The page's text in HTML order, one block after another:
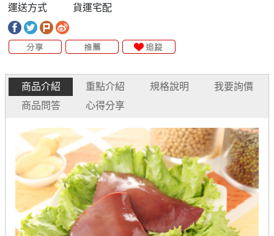
運送方式 貨運宅配
商品介紹 重點介紹 規格說明
我要詢價
商品問答
心得分享